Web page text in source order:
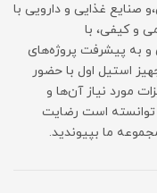
صنایع غذایی و دارویی با
و کیفی، با
و به پیشرفت پروژه‌های
استیل اول با حضور
مورد نیاز آن‌‌ها و
توانسته است رضایت
ما بپیوندید.